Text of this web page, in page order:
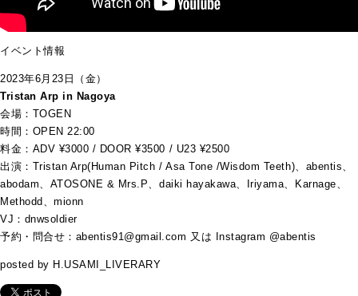
イベント情報
2023年6月23日（金）
Tristan Arp in Nagoya
会場：TOGEN
時間：OPEN 22:00
料金：ADV ¥3000 / DOOR ¥3500 / U23 ¥2500
出演：Tristan Arp(Human Pitch / Asa Tone /Wisdom Teeth)、abentis、
abodam、 ATOSONE & Mrs.P、 daiki hayakawa、 Iriyama、 Karnage、
Methodd 、mionn
VJ：dnwsoldier
予約・問合せ：abentis91@gmail.com 又は Instagram @abentis
posted by H.USAMI_LIVERARY